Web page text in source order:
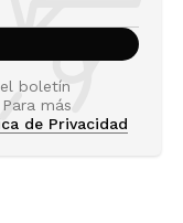
boletín
más
de Privacidad